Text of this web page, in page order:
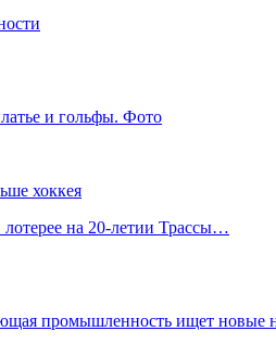
и гольфы. Фото
хоккея
на 20-летии Трассы…
промышленность ищет новые